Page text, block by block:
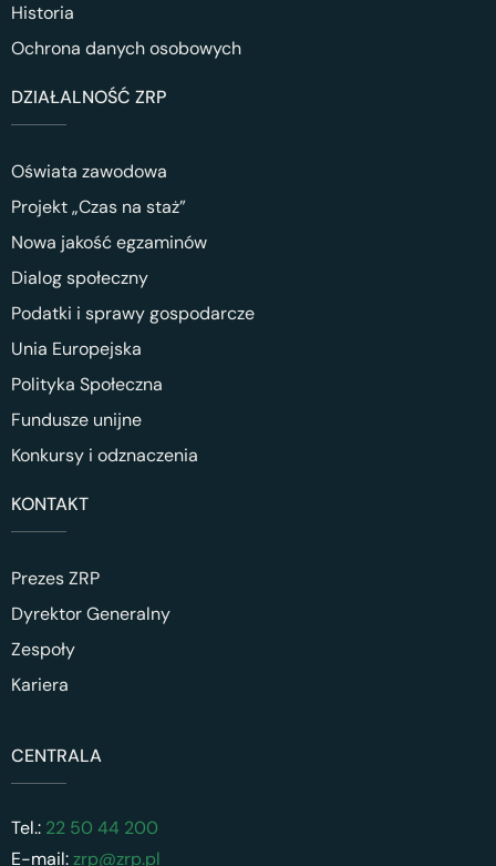
Historia
Ochrona danych osobowych
DZIAŁALNOŚĆ ZRP
Oświata zawodowa
Projekt „Czas na staż”
Nowa jakość egzaminów
Dialog społeczny
Podatki i sprawy gospodarcze
Unia Europejska
Polityka Społeczna
Fundusze unijne
Konkursy i odznaczenia
KONTAKT
Prezes ZRP
Dyrektor Generalny
Zespoły
Kariera
CENTRALA
Tel.: 22 50 44 200
E-mail:zrp@zrp.pl